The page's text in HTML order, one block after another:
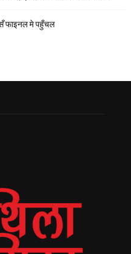
फाइनल मे पहुँचल